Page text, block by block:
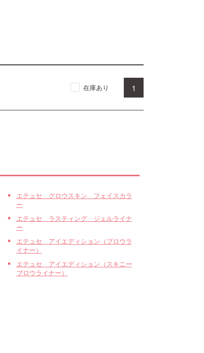
1
在庫あり
エテュセ グロウスキン フェイスカラ
ー
エテュセ ラスティング ジェルライナ
ー
エテュセ アイエディション（ブロウラ
イナー）
エテュセ アイエディション（スキニー
ブロウライナー）